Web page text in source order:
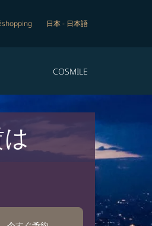
日本- 日本語
COSMILE